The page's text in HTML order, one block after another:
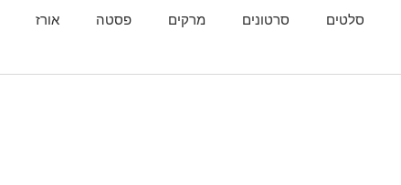
סלטים סרטונים מרקים פסטה אורז